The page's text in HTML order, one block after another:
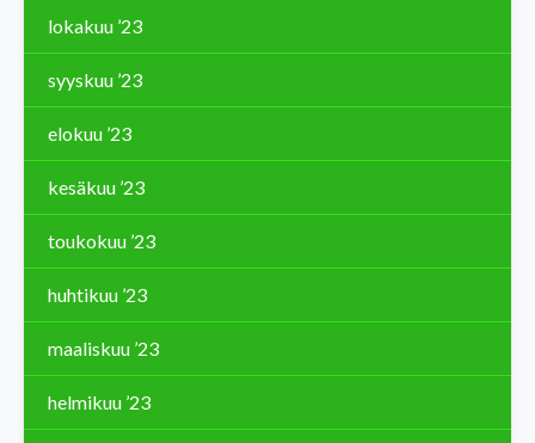
lokakuu ’23
syyskuu ’23
elokuu ’23
kesäkuu ’23
toukokuu ’23
huhtikuu ’23
maaliskuu ’23
helmikuu ’23